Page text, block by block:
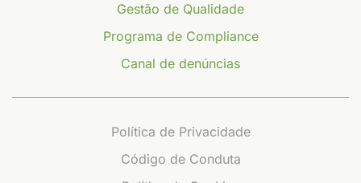
Gestão de Qualidade
Programa de Compliance
Canal de denúncias
Política de Privacidade
Código de Conduta